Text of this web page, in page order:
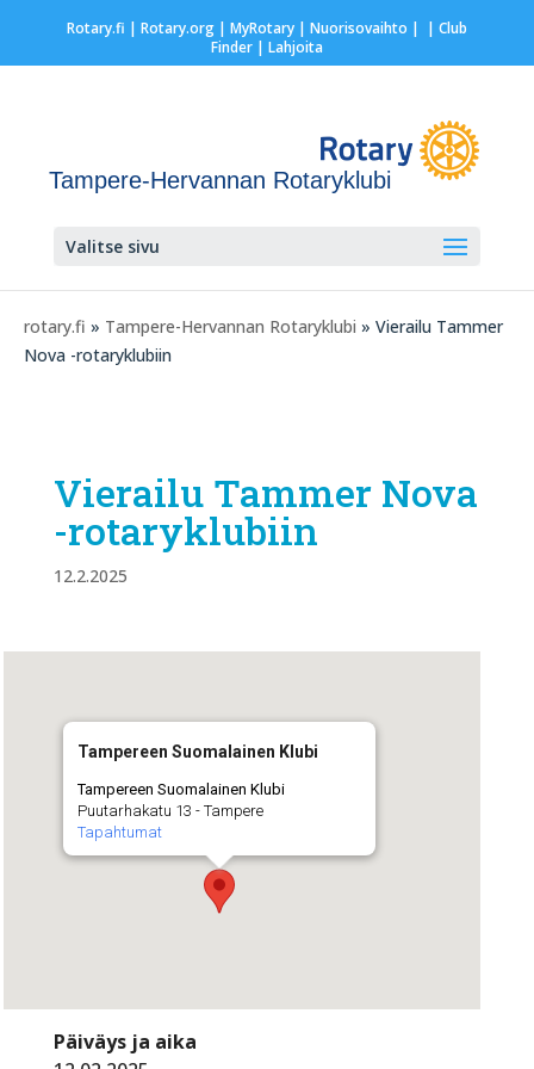
Rotary.fi | Rotary.org| MyRotary | Nuorisovaihto | | Club
Finder| Lahjoita
Tampere-Hervannan Rotaryklubi
Valitse sivu
rotary.fi » Tampere-Hervannan Rotaryklubi » Vierailu Tammer
Nova -rotaryklubiin
Vierailu Tammer Nova
-rotaryklubiin
12.2.2025
Tampereen Suomalainen Klubi
Tampereen Suomalainen Klubi
Puutarhakatu 13 - Tampere
Tapahtumat
Päiväys ja aika